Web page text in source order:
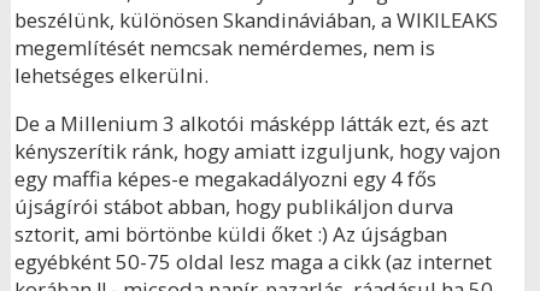
beszélünk, különösen Skandináviában, a WIKILEAKS
megemlítését nemcsak nemérdemes, nem is
lehetséges elkerülni.
De a Millenium 3 alkotói másképp látták ezt, és azt
kényszerítik ránk, hogy amiatt izguljunk, hogy vajon
egy maffia képes-e megakadályozni egy 4 fős
újságírói stábot abban, hogy publikáljon durva
sztorit, ami börtönbe küldi őket :) Az újságban
egyébként 50-75 oldal lesz maga a cikk (az internet